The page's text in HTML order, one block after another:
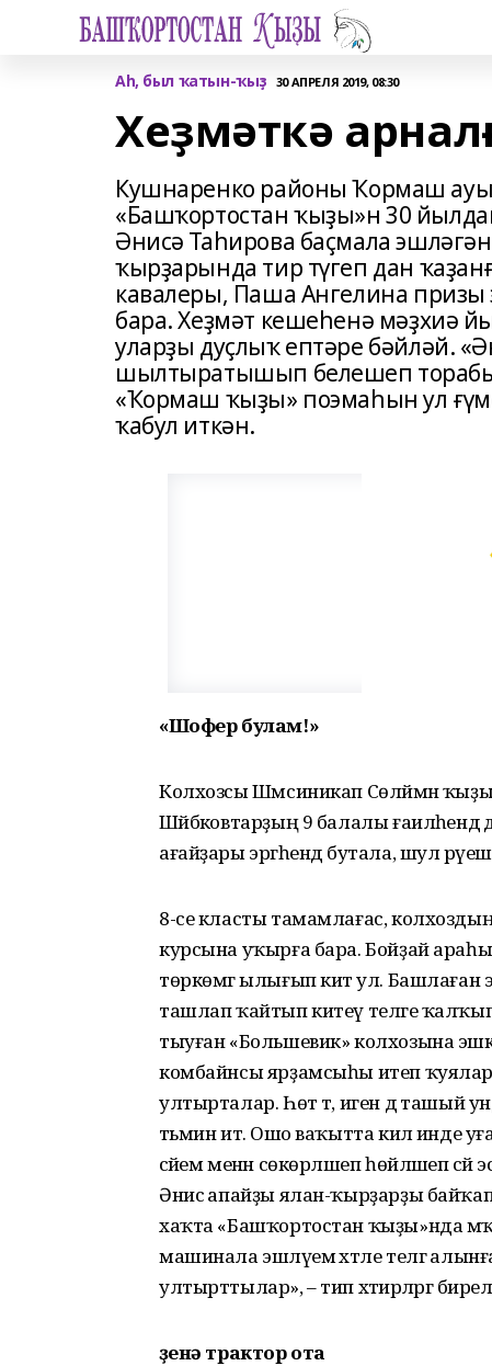
Аһ, был ҡатын-ҡыҙ 30 АПРЕЛЯ 2019, 08:30
Хеҙмәткә
Кушнаренко районы Ҡормаш
«Башҡортостан ҡыҙы»н 30
Әнисә Таһирова баҫмала
ҡырҙарында тир түгеп дан
кавалеры, Паша Ангелина призы
бара. Хеҙмәт кешеһенә мәҙхиә
уларҙы дуҫлыҡ ептәре бәйләй.
шылтыратышып белешеп
«Ҡормаш ҡыҙы» поэмаһын ул
ҡабул иткән.
«Шофер булам!»
Колхозсы Шәмсиникап Сөләймән
Шәйбәковтарҙың 9 балалы
ағайҙары эргәһендә бутала, шул
8-се класты тамамлағас,
курсына уҡырға бара. Бойҙай
төркөмгә ылығып китә ул. Башлаған
ташлап ҡайтып китеү теләге
тыуған «Большевик» колхозына эшкә
комбайнсы ярҙамсыһы итеп
ултырталар. Һөт тә, иген дә ташый
тәьмин итә. Ошо ваҡытта килә инде
әсәйем менән сөкөрләшеп һөйләшеп
Әнисә апайҙы ялан-ҡырҙарҙы
хаҡта «Башҡортостан ҡыҙы»нда
машинала эшләүемә хәтле телгә
ултырттылар», – тип хәтирәләргә
Үҙенә трактор ота